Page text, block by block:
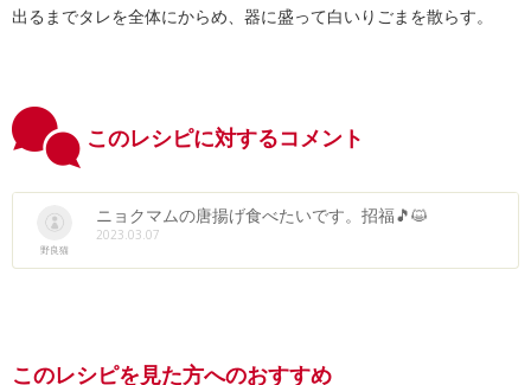
出るまでタレを全体にからめ、器に盛って白いりごまを散らす。
このレシピに対するコメント
野良猫
ニョクマムの唐揚げ食べたいです。招福🎵😺
2023.03.07
このレシピを見た方へのおすすめ